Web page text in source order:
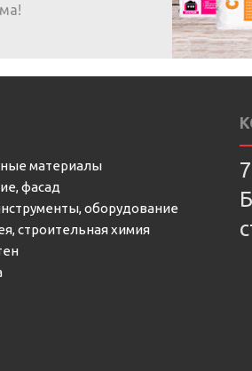
материалы
фасад
оборудование
строительная химия